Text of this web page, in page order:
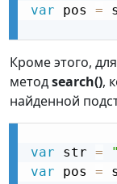
var pos =
Кроме этого,
методsearch(),
найденной
var str =
var pos =